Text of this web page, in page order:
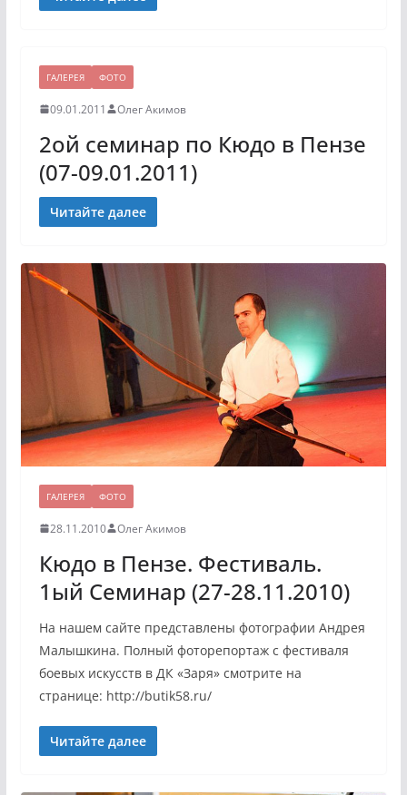
ГАЛЕРЕЯ ФОТО
09.01.2011 Олег Акимов
2ой семинар по Кюдо в Пензе
(07-09.01.2011)
Читайте далее
ГАЛЕРЕЯ ФОТО
28.11.2010 Олег Акимов
Кюдо в Пензе. Фестиваль.
1ый Семинар (27-28.11.2010)
На нашем сайте представлены фотографии Андрея
Малышкина. Полный фоторепортаж с фестиваля
боевых искусств в ДК «Заря» смотрите на
странице: http://butik58.ru/
Читайте далее